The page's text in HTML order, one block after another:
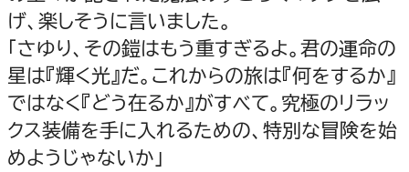
げ、楽しそうに言いました。
「さゆり、その鎧はもう重すぎるよ。君の運命の
星は『輝く光』だ。これからの旅は『何をするか』
ではなく『どう在るか』がすべて。究極のリラッ
クス装備を手に入れるための、特別な冒険を始
めようじゃないか」